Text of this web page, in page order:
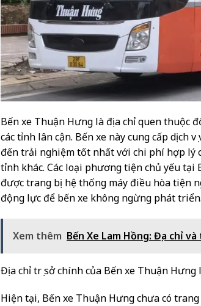
Bến xe Thuận Hưng là địa chỉ quen thuộc
các tỉnh lân cận. Bến xe này cung cấp dịch
đến trải nghiệm tốt nhất với chi phí hợp lý
tỉnh khác. Các loại phương tiện chủ yếu tại
được trang bị hệ thống máy điều hòa tiện
động lực để bến xe không ngừng phát triển.
Xem thêm Bến Xe Lam Hồng: Địa chỉ
Địa chỉ trụ sở chính của Bến xe Thuận
Hiện tại, Bến xe Thuận Hưng chưa có trang